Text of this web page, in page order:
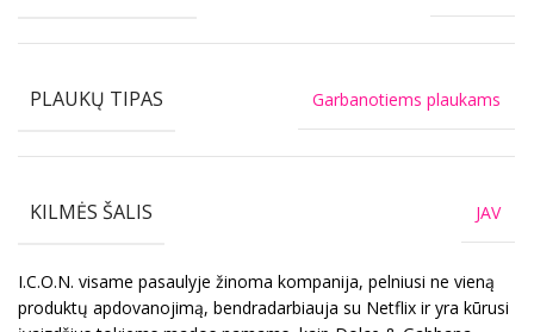
PLAUKŲ TIPAS Garbanotiems plaukams
KILMĖS ŠALIS JAV
I.C.O.N. visame pasaulyje žinoma kompanija, pelniusi ne vieną
produktų apdovanojimą, bendradarbiauja su Netflix ir yra kūrusi